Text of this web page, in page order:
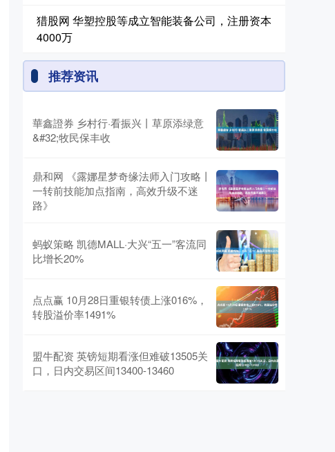
猎股网 华塑控股等成立智能装备公司，注册资本
4000万
推荐资讯
華鑫證券 乡村行·看振兴丨草原添绿意
&#32;牧民保丰收
鼎和网 《露娜星梦奇缘法师入门攻略丨
一转前技能加点指南，高效升级不迷
路》
蚂蚁策略 凯德MALL·大兴“五一”客流同
比增长20%
点点赢 10月28日重银转债上涨016%，
转股溢价率1491%
盟牛配资 英镑短期看涨但难破13505关
口，日内交易区间13400-13460